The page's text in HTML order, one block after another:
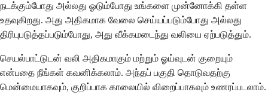
நடக்கும்போது அல்லது ஓடும்போது உங்களை முன்னோக்கி தள்ள
உதவுகிறது. அது அதிகமாக வேலை செய்யப்படும்போது அல்லது
திரிபுபடுத்தப்படும்போது, ​​அது வீக்கமடைந்து வலியை ஏற்படுத்தும்.
செயல்பாட்டுடன் வலி அதிகமாகும் மற்றும் ஓய்வுடன் குறையும்
என்பதை நீங்கள் கவனிக்கலாம். அந்தப் பகுதி தொடுவதற்கு
மென்மையாகவும், குறிப்பாக காலையில் விறைப்பாகவும் உணரப்படலாம்.